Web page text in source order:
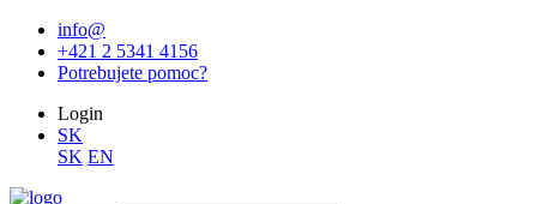
info@
+421 2 5341 4156
Potrebujete pomoc?
Login
SK
SK EN